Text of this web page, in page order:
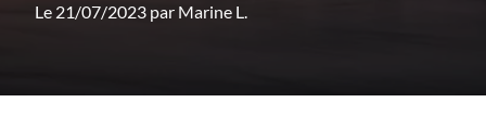
Le 21/07/2023 par Marine L.